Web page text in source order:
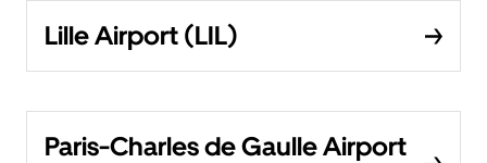
Lille Airport (LIL)
Paris-Charles de Gaulle Airport